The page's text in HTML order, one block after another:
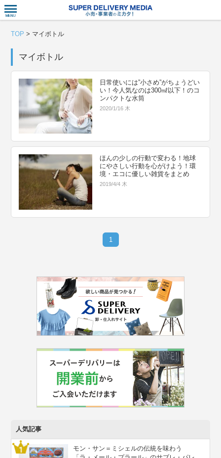
TOP > マイボトル
マイボトル
日常使いには”小さめ”がちょうどい
い！今人気なのは300㎖以下！のコ
ンパクトな水筒
2020/1/16 木
ほんの少しの行動で変わる！地球
にやさしい行動を心がけよう！環
境・エコに優しい雑貨をまとめ
2019/4/4 木
1
人気記事
モン・サン＝ミシェルの伝統を味わう